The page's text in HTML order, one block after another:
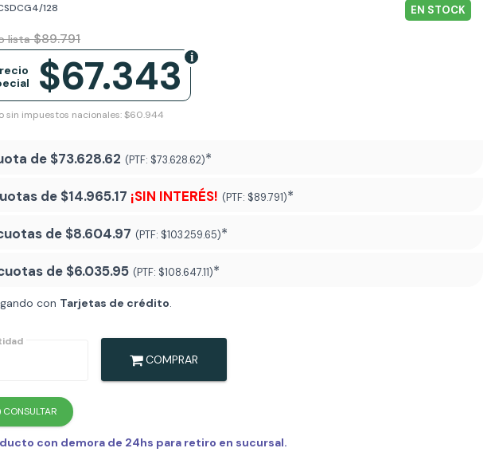
128 EN STOCK
lista $89.791
$67.343
sin impuestos nacionales: $60.944
de $73.628.62 (PTF: $73.628.62)*
de $14.965.17 ¡SIN INTERÉS! (PTF: $89.791)*
de $8.604.97 (PTF: $103.259.65)*
de $6.035.95 (PTF: $108.647.11)*
con Tarjetas de crédito.
COMPRAR
CONSULTAR
con demora de 24hs para retiro en sucursal.